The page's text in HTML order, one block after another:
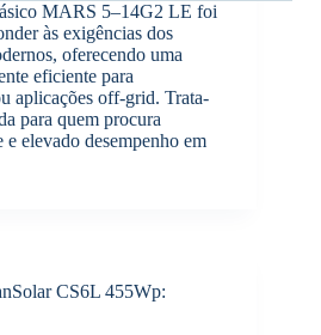
MARS 5–14G2 LE foi
às exigências dos
oferecendo uma
eficiente para
aplicações off-grid. Trata-
para quem procura
elevado desempenho em
CS6L 455Wp: